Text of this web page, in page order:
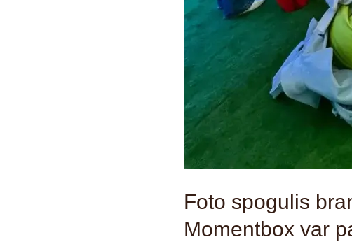
Foto spogulis
Momentbox var